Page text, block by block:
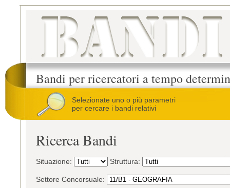
Bandi per ricercatori a tempo
Selezionate uno o più parametri
per cercare i bandi relativi
Ricerca Bandi
Situazione: Struttura:
Settore Concorsuale: